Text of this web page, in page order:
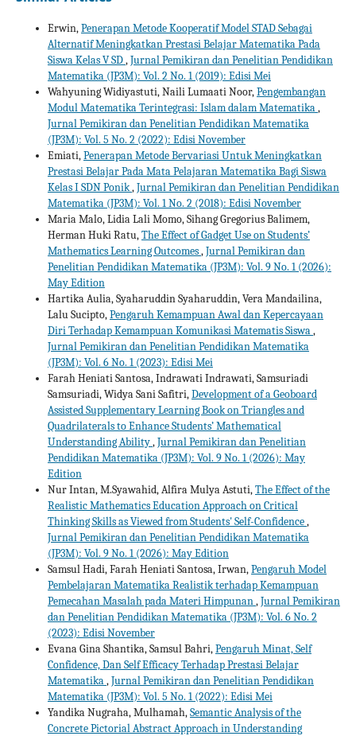
Erwin,Penerapan Metode Kooperatif Model STAD Sebagai
Alternatif Meningkatkan Prestasi Belajar Matematika Pada
Siswa Kelas V SD,Jurnal Pemikiran dan Penelitian Pendidikan
Matematika (JP3M): Vol. 2 No. 1 (2019): Edisi Mei
Wahyuning Widiyastuti, Naili Lumaati Noor,Pengembangan
Modul Matematika Terintegrasi: Islam dalam Matematika,
Jurnal Pemikiran dan Penelitian Pendidikan Matematika
(JP3M): Vol. 5 No. 2 (2022): Edisi November
Emiati,Penerapan Metode Bervariasi Untuk Meningkatkan
Prestasi Belajar Pada Mata Pelajaran Matematika Bagi Siswa
Kelas I SDN Ponik,Jurnal Pemikiran dan Penelitian Pendidikan
Matematika (JP3M): Vol. 1 No. 2 (2018): Edisi November
Maria Malo, Lidia Lali Momo, Sihang Gregorius Balimem,
Herman Huki Ratu,The Effect of Gadget Use on Students’
Mathematics Learning Outcomes,Jurnal Pemikiran dan
Penelitian Pendidikan Matematika (JP3M): Vol. 9 No. 1 (2026):
May Edition
Hartika Aulia, Syaharuddin Syaharuddin, Vera Mandailina,
Lalu Sucipto,Pengaruh Kemampuan Awal dan Kepercayaan
Diri Terhadap Kemampuan Komunikasi Matematis Siswa,
Jurnal Pemikiran dan Penelitian Pendidikan Matematika
(JP3M): Vol. 6 No. 1 (2023): Edisi Mei
Farah Heniati Santosa, Indrawati Indrawati, Samsuriadi
Samsuriadi, Widya Sani Safitri,Development of a Geoboard
Assisted Supplementary Learning Book on Triangles and
Quadrilaterals to Enhance Students’ Mathematical
Understanding Ability,Jurnal Pemikiran dan Penelitian
Pendidikan Matematika (JP3M): Vol. 9 No. 1 (2026): May
Edition
Nur Intan, M.Syawahid, Alfira Mulya Astuti,The Effect of the
Realistic Mathematics Education Approach on Critical
Thinking Skills as Viewed from Students' Self-Confidence,
Jurnal Pemikiran dan Penelitian Pendidikan Matematika
(JP3M): Vol. 9 No. 1 (2026): May Edition
Samsul Hadi, Farah Heniati Santosa, Irwan,Pengaruh Model
Pembelajaran Matematika Realistik terhadap Kemampuan
Pemecahan Masalah pada Materi Himpunan,Jurnal Pemikiran
dan Penelitian Pendidikan Matematika (JP3M): Vol. 6 No. 2
(2023): Edisi November
Evana Gina Shantika, Samsul Bahri,Pengaruh Minat, Self
Confidence, Dan Self Efficacy Terhadap Prestasi Belajar
Matematika,Jurnal Pemikiran dan Penelitian Pendidikan
Matematika (JP3M): Vol. 5 No. 1 (2022): Edisi Mei
Yandika Nugraha, Mulhamah,Semantic Analysis of the
Concrete Pictorial Abstract Approach in Understanding